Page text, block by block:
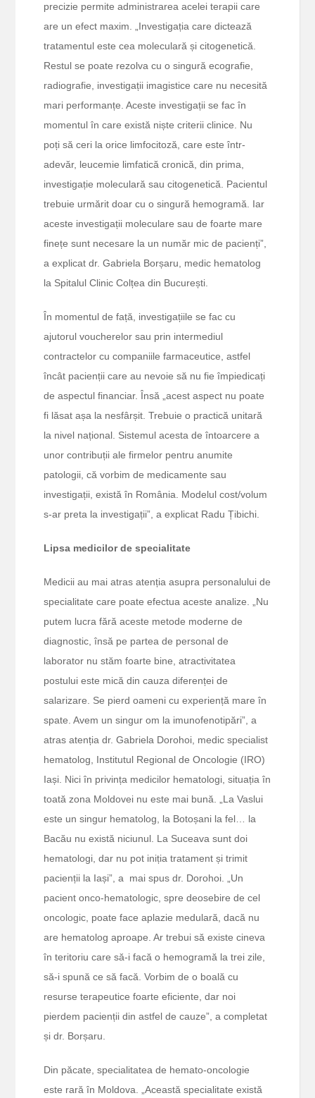
precizie permite administrarea acelei terapii care
are un efect maxim. „Investigația care dictează
tratamentul este cea moleculară și citogenetică.
Restul se poate rezolva cu o singură ecografie,
radiografie, investigații imagistice care nu necesită
mari performanțe. Aceste investigații se fac în
momentul în care există niște criterii clinice. Nu
poți să ceri la orice limfocitoză, care este într-
adevăr, leucemie limfatică cronică, din prima,
investigație moleculară sau citogenetică. Pacientul
trebuie urmărit doar cu o singură hemogramă. Iar
aceste investigații moleculare sau de foarte mare
finețe sunt necesare la un număr mic de pacienți”,
a explicat dr. Gabriela Borșaru, medic hematolog
la Spitalul Clinic Colțea din București.
În momentul de față, investigațiile se fac cu
ajutorul voucherelor sau prin intermediul
contractelor cu companiile farmaceutice, astfel
încât pacienții care au nevoie să nu fie împiedicați
de aspectul financiar. Însă „acest aspect nu poate
fi lăsat așa la nesfârșit. Trebuie o practică unitară
la nivel național. Sistemul acesta de întoarcere a
unor contribuții ale firmelor pentru anumite
patologii, că vorbim de medicamente sau
investigații, există în România. Modelul cost/volum
s-ar preta la investigații”, a explicat Radu Țibichi.
Lipsa medicilor de specialitate
Medicii au mai atras atenția asupra personalului de
specialitate care poate efectua aceste analize. „Nu
putem lucra fără aceste metode moderne de
diagnostic, însă pe partea de personal de
laborator nu stăm foarte bine, atractivitatea
postului este mică din cauza diferenței de
salarizare. Se pierd oameni cu experiență mare în
spate. Avem un singur om la imunofenotipări”, a
atras atenția dr. Gabriela Dorohoi, medic specialist
hematolog, Institutul Regional de Oncologie (IRO)
Iași. Nici în privința medicilor hematologi, situația în
toată zona Moldovei nu este mai bună. „La Vaslui
este un singur hematolog, la Botoșani la fel… la
Bacău nu există niciunul. La Suceava sunt doi
hematologi, dar nu pot iniția tratament și trimit
pacienții la Iași”, a mai spus dr. Dorohoi. „Un
pacient onco-hematologic, spre deosebire de cel
oncologic, poate face aplazie medulară, dacă nu
are hematolog aproape. Ar trebui să existe cineva
în teritoriu care să-i facă o hemogramă la trei zile,
să-i spună ce să facă. Vorbim de o boală cu
resurse terapeutice foarte eficiente, dar noi
pierdem pacienții din astfel de cauze”, a completat
și dr. Borșaru.
Din păcate, specialitatea de hemato-oncologie
este rară în Moldova. „Această specialitate există